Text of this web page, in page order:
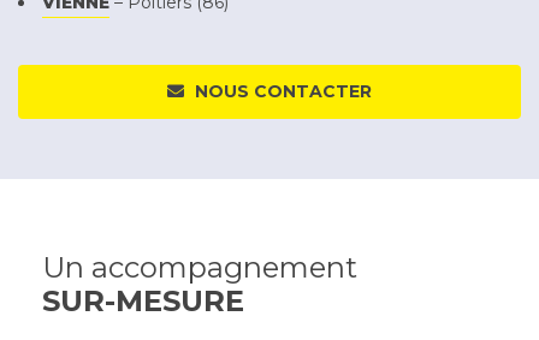
NOUS CONTACTER
Un accompagnement
SUR-MESURE